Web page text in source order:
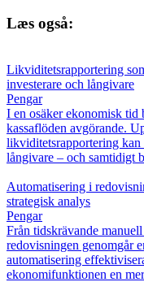
Læs også:
Likviditetsrapportering
investerare och långivare
Pengar
I en osäker ekonomisk tid
kassaflöden avgörande.
likviditetsrapportering kan
långivare – och samtidigt
Automatisering i
strategisk analys
Pengar
Från tidskrävande
redovisningen genomgår
automatisering
ekonomifunktionen en